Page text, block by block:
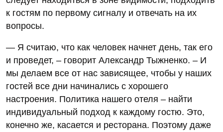
к гостям по первому сигналу и отвечать на их
вопросы.
— Я считаю, что как человек начнет день, так его
и проведет, – говорит Александр Тыжненко. – И
мы делаем все от нас зависящее, чтобы у наших
гостей все дни начинались с хорошего
настроения. Политика нашего отеля – найти
индивидуальный подход к каждому гостю. Это,
конечно же, касается и ресторана. Поэтому даже